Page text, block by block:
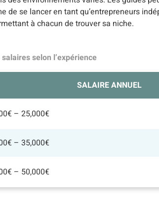
se lancer en tant qu’entrepreneurs
à chacun de trouver sa niche.
selon l’expérience
SALAIRE ANNUEL
– 25,000€
– 35,000€
– 50,000€